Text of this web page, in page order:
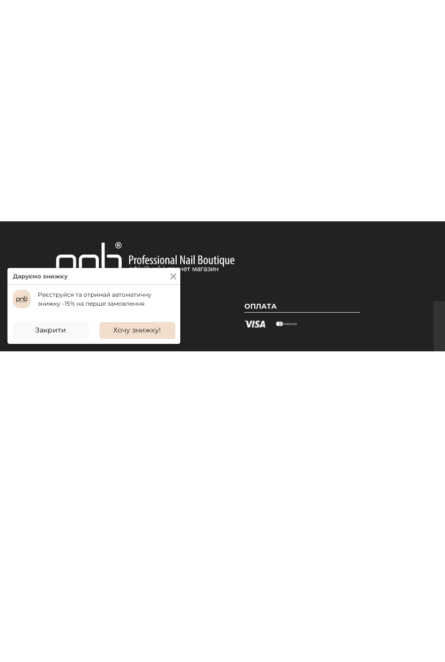
ДОСТАВКА ОПЛАТА
Даруємо знижку
Реєструйся та отримай автоматичну
знижку -15% на перше замовлення
Закрити Хочу знижку!